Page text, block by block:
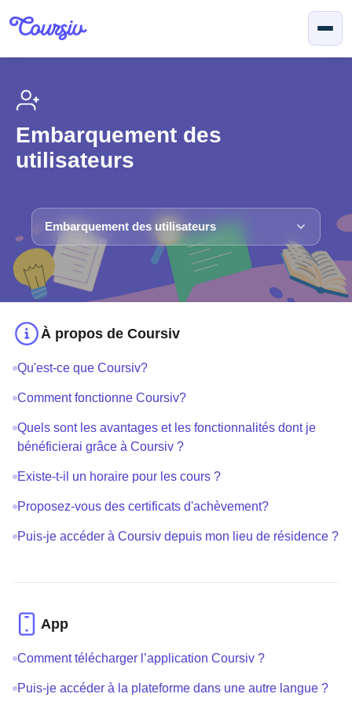
Embarquement des
utilisateurs
Embarquement des utilisateurs
À propos de Coursiv
Qu'est-ce que Coursiv?
Comment fonctionne Coursiv?
Quels sont les avantages et les fonctionnalités dont je
bénéficierai grâce à Coursiv ?
Existe-t-il un horaire pour les cours ?
Proposez-vous des certificats d'achèvement?
Puis-je accéder à Coursiv depuis mon lieu de résidence ?
App
Comment télécharger l’application Coursiv ?
Puis-je accéder à la plateforme dans une autre langue ?